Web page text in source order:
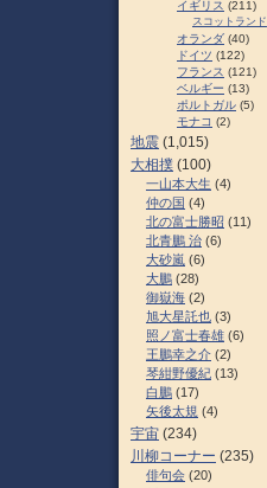
イギリス (211)
スコットランド
オランダ (40)
ドイツ (122)
フランス (121)
ベルギー (13)
ポルトガル (5)
モナコ (2)
地震 (1,015)
大相撲 (100)
一山本大生 (4)
仲の国 (4)
北の富士勝昭 (11)
北青鵬 治 (6)
大砂嵐 (6)
大鵬 (28)
御嶽海 (2)
旭大星託也 (3)
照ノ富士春雄 (6)
王鵬幸之介 (2)
琴紺野優紀 (13)
白鵬 (17)
矢後太規 (4)
宇宙 (234)
川柳コーナー (235)
俳句会 (20)